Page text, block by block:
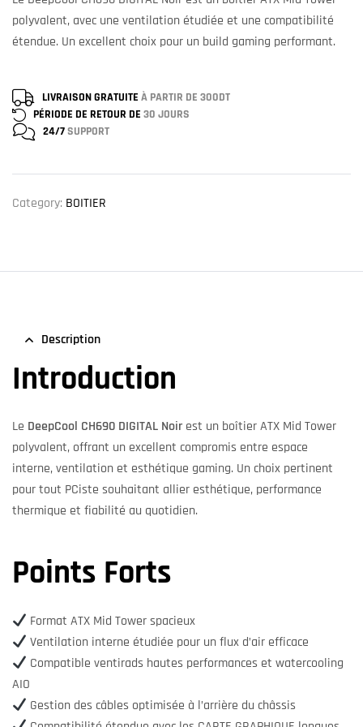
polyvalent, avec une ventilation étudiée et une compatibilité
étendue. Un excellent choix pour un build gaming performant.
LIVRAISON GRATUITE À PARTIR DE 300DT
PÉRIODE DE RETOUR DE 30 JOURS
24/7SUPPORT
Category: BOITIER
Description
Introduction
Le DeepCool CH690 DIGITAL Noir est un boîtier ATX Mid Tower
polyvalent, offrant un excellent compromis entre espace
interne, ventilation et esthétique gaming. Un choix pertinent
pour tout PCiste souhaitant allier esthétique, performance
thermique et fiabilité au quotidien.
Points Forts
Format ATX Mid Tower spacieux
Ventilation interne étudiée pour un flux d’air efficace
Compatible ventirads hautes performances et watercooling
AIO
Gestion des câbles optimisée à l’arrière du châssis